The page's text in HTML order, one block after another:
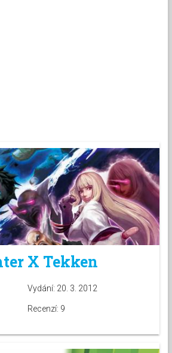
X Tekken
Vydání: 20. 3. 2012
Recenzí: 9